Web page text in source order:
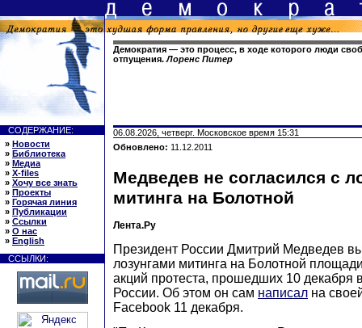
Демократия — это процесс, в ходе которого люди
отпущения.Лоренс Питер
СОДЕРЖАНИЕ:
» Новости
» Библиотека
» Медиа
» X-files
» Хочу все знать
» Проекты
» Горячая линия
» Публикации
» Ссылки
» О нас
» English
ССЫЛКИ:
06.08.2026, четверг. Московское время 15:31
Обновлено: 11.12.2011
Медведев не согласился с
митинга на Болотной
Лента.Ру
Президент России Дмитрий Медведев
лозунгами митинга на Болотной
акций протеста, прошедших 10 декабря
России. Об этом он сам написал на
Facebook 11 декабря.